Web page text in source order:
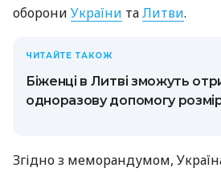
оборони України таЛитви.
ЧИТАЙТЕ ТАКОЖ
Біженці в Литві зможуть
одноразову допомогу
Згідно з меморандумом,